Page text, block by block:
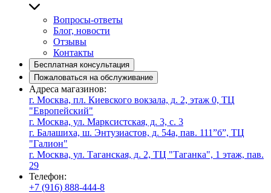
Вопросы-ответы
Блог, новости
Отзывы
Контакты
Бесплатная консультация
Пожаловаться на обслуживание
Адреса магазинов:
г. Москва, пл. Киевского вокзала, д. 2, этаж 0, ТЦ
"Европейский"
г. Москва, ул. Марксистская, д. 3, с. 3
г. Балашиха, ш. Энтузиастов, д. 54а, пав. 111”б”, ТЦ
"Галион"
г. Москва, ул. Таганская, д. 2, ТЦ "Таганка", 1 этаж, пав.
29
Телефон:
+7 (916) 888-444-8